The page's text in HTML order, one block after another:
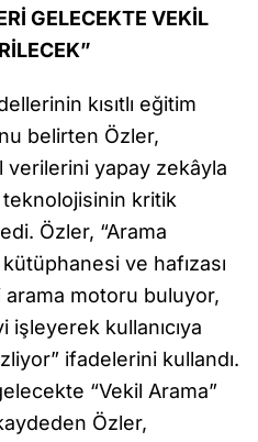
GELECEKTE VEKİL
kısıtlı eğitim
belirten Özler,
yapay zekâyla
teknolojisinin kritik
Özler, “Arama
ve hafızası
motoru buluyor,
kullanıcıya
ifadelerini kullandı.
“Vekil Arama”
Özler,